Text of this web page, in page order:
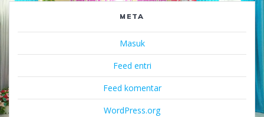
META
Masuk
Feed entri
Feed komentar
WordPress.org